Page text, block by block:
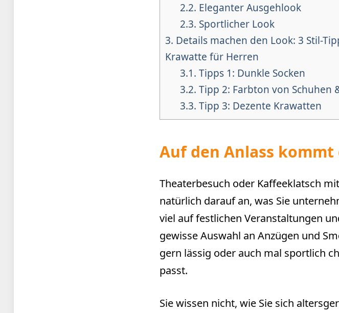
2.2. Eleganter Ausgehlook
2.3. Sportlicher Look
3. Details machen den Look: 3 Stil-
Krawatte für Herren
3.1. Tipps 1: Dunkle Socken
3.2. Tipp 2: Farbton von Schuhen
3.3. Tipp 3: Dezente Krawatten
Auf den Anlass kommt
Theaterbesuch oder Kaffeeklatsch
natürlich darauf an, was Sie
viel auf festlichen Veranstaltungen
gewisse Auswahl an Anzügen und
gern lässig oder auch mal sportlich
passt.
Sie wissen nicht, wie Sie sich